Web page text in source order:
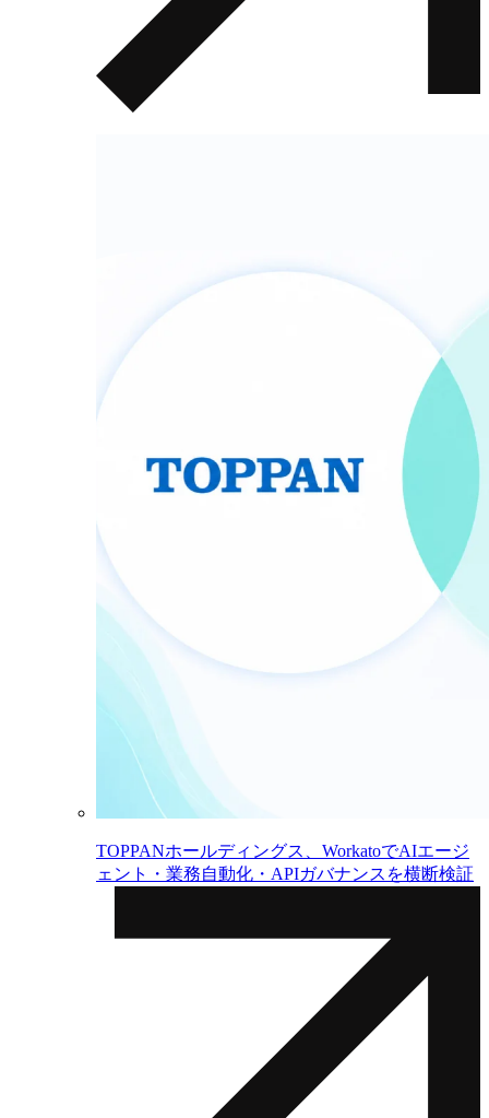
TOPPANホールディングス、WorkatoでAIエージ
ェント・業務自動化・APIガバナンスを横断検証